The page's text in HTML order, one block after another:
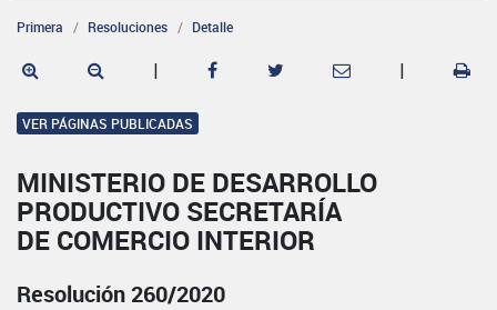
Primera Resoluciones Detalle
| |
VER PÁGINAS PUBLICADAS
MINISTERIO DE DESARROLLO
PRODUCTIVO SECRETARÍA
DE COMERCIO INTERIOR
Resolución 260/2020